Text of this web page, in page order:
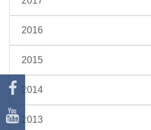
2016
2015
2014
2013